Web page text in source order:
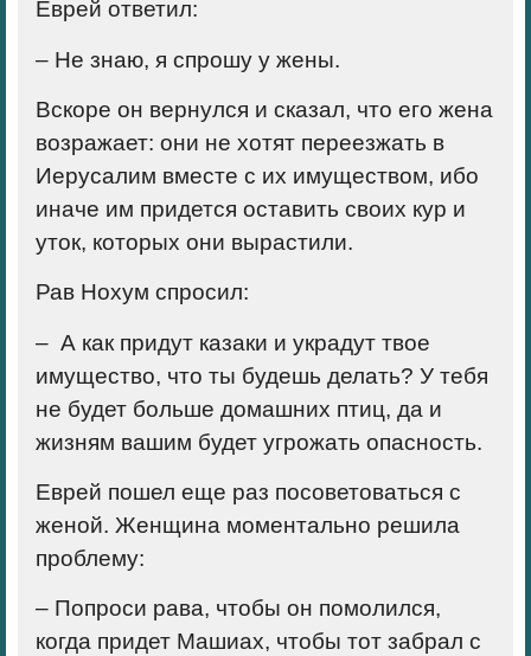
Еврей ответил:
– Не знаю, я спрошу у жены.
Вскоре он вернулся и сказал, что его жена
возражает: они не хотят переезжать в
Иерусалим вместе с их имуществом, ибо
иначе им придется оставить своих кур и
уток, которых они вырастили.
Рав Нохум спросил:
– А как придут казаки и украдут твое
имущество, что ты будешь делать? У тебя
не будет больше домашних птиц, да и
жизням вашим будет угрожать опасность.
Еврей пошел еще раз посоветоваться с
женой. Женщина моментально решила
проблему:
– Попроси рава, чтобы он помолился,
когда придет Машиах, чтобы тот забрал с